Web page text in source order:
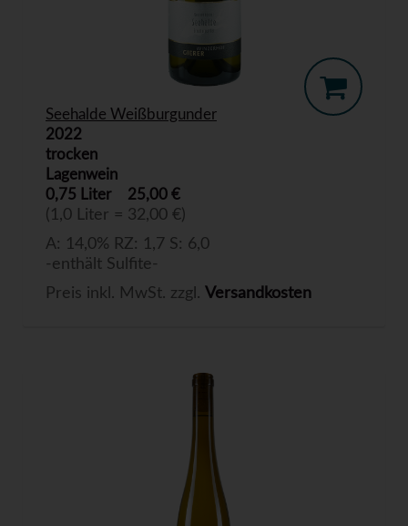
Seehalde Weißburgunder
2022
trocken
Lagenwein
0,75 Liter
25,00 €
(1,0 Liter = 32,00 €)
A: 14,0% RZ: 1,7 S: 6,0
-enthält Sulfite-
Preis inkl. MwSt. zzgl. Versandkosten